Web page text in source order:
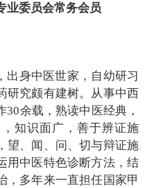
业委员会常务会员
出身中医世家，自幼研习
研究颇有建树。从事中西
余载，熟读中医经典，
知识面广，善于辨证施
望、闻、问、切与辩证施
用中医特色诊断方法，结
，多年来一直担任国家甲